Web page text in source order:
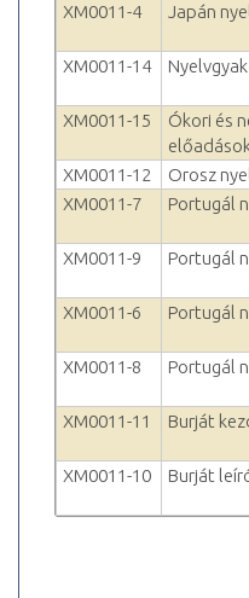
XM0011-4 Japán
XM0011-14
XM0011-15
Ókori és
előadások
XM0011-12 Orosz
XM0011-7
Portugál
XM0011-9 Portugál
XM0011-6 Portugál
XM0011-8 Portugál
XM0011-11 Burját
XM0011-10 Burját